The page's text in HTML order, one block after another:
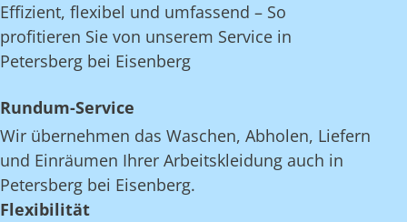
Effizient, flexibel und umfassend – So
profitieren Sie von unserem Service in
Petersberg bei Eisenberg
Rundum-Service
Wir übernehmen das Waschen, Abholen, Liefern
und Einräumen Ihrer Arbeitskleidung auch in
Petersberg bei Eisenberg.
Flexibilität